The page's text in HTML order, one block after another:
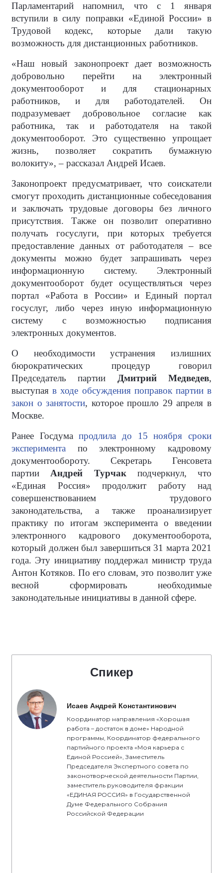
Парламентарий напомнил, что с 1 января
вступили в силу поправки «Единой России» в
Трудовой кодекс, которые дали такую
возможность для дистанционных работников.
«Наш новый законопроект дает возможность
добровольно перейти на электронный
документооборот и для стационарных
работников, и для работодателей. Он
подразумевает добровольное согласие как
работника, так и работодателя на такой
документооборот. Это существенно упрощает
жизнь, позволяет сократить бумажную
волокиту», – рассказал Андрей Исаев.
Законопроект предусматривает, что соискатели
смогут проходить дистанционные собеседования
и заключать трудовые договоры без личного
присутствия. Также он позволит оперативно
получать госуслуги, при которых требуется
предоставление данных от работодателя – все
документы можно будет запрашивать через
информационную систему. Электронный
документооборот будет осуществляться через
портал «Работа в России» и Единый портал
госуслуг, либо через иную информационную
систему с возможностью подписания
электронных документов.
О необходимости устранения излишних
бюрократических процедур говорил
Председатель партии
Дмитрий Медведев,
выступаяв ходе обсуждения поправок партии в
закон о занятости, которое прошло 29 апреля в
Москве.
Ранее Госдумапродлила до 15 ноября сроки
эксперимента по электронному кадровому
документообороту. Секретарь Генсовета
партии Андрей Турчакподчеркнул, что
«Единая Россия» продолжит работу над
совершенствованием трудового
законодательства, а также проанализирует
практику по итогам эксперимента о введении
электронного кадрового документооборота,
который должен был завершиться 31 марта 2021
года. Эту инициативу поддержал министр труда
Антон Котяков. По его словам, это позволит уже
весной сформировать необходимые
законодательные инициативы в данной сфере.
Спикер
Исаев Андрей Константинович
Координатор направления «Хорошая
работа – достаток в доме» Народной
программы, Координатор федерального
партийного проекта «Моя карьера с
Единой Россией», Заместитель
Председателя Экспертного совета по
законотворческой деятельности Партии,
заместитель руководителя фракции
«ЕДИНАЯ РОССИЯ» в Государственной
Думе Федерального Собрания
Российской Федерации